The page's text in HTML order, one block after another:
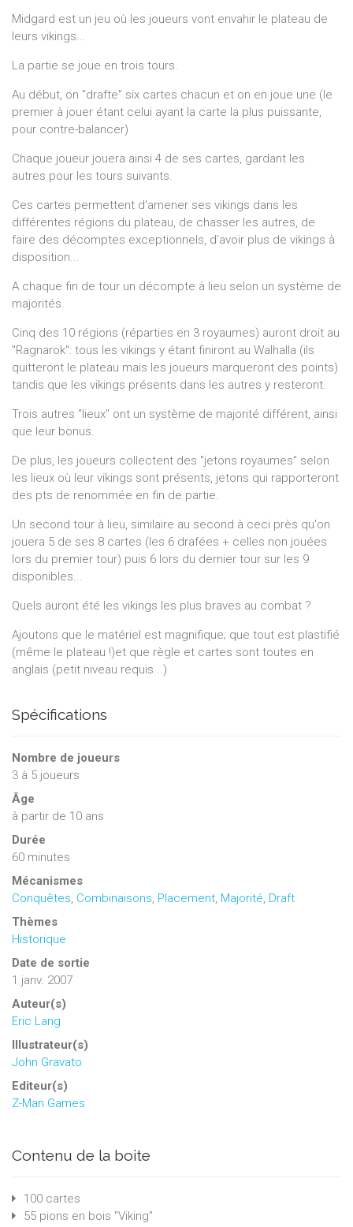
Midgard est un jeu où les joueurs vont envahir le plateau de
leurs vikings...
La partie se joue en trois tours.
Au début, on "drafte" six cartes chacun et on en joue une (le
premier à jouer étant celui ayant la carte la plus puissante,
pour contre-balancer)
Chaque joueur jouera ainsi 4 de ses cartes, gardant les
autres pour les tours suivants.
Ces cartes permettent d'amener ses vikings dans les
différentes régions du plateau, de chasser les autres, de
faire des décomptes exceptionnels, d'avoir plus de vikings à
disposition...
A chaque fin de tour un décompte à lieu selon un système de
majorités.
Cinq des 10 régions (réparties en 3 royaumes) auront droit au
"Ragnarok": tous les vikings y étant finiront au Walhalla (ils
quitteront le plateau mais les joueurs marqueront des points)
tandis que les vikings présents dans les autres y resteront.
Trois autres "lieux" ont un système de majorité différent, ainsi
que leur bonus.
De plus, les joueurs collectent des "jetons royaumes" selon
les lieux où leur vikings sont présents, jetons qui rapporteront
des pts de renommée en fin de partie.
Un second tour à lieu, similaire au second à ceci près qu'on
jouera 5 de ses 8 cartes (les 6 drafées + celles non jouées
lors du premier tour) puis 6 lors du dernier tour sur les 9
disponibles...
Quels auront été les vikings les plus braves au combat ?
Ajoutons que le matériel est magnifique; que tout est plastifié
(même le plateau !)et que règle et cartes sont toutes en
anglais (petit niveau requis...)
Spécifications
Nombre de joueurs
3 à 5 joueurs
Âge
à partir de 10 ans
Durée
60 minutes
Mécanismes
Conquêtes, Combinaisons, Placement, Majorité, Draft
Thèmes
Historique
Date de sortie
1 janv. 2007
Auteur(s)
Eric Lang
Illustrateur(s)
John Gravato
Editeur(s)
Z-Man Games
Contenu de la boite
100 cartes
55 pions en bois "Viking"